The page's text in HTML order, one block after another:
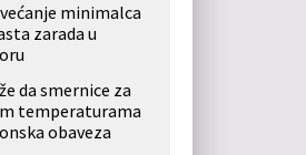
minimalca
zarada u
da smernice za
temperaturama
obaveza